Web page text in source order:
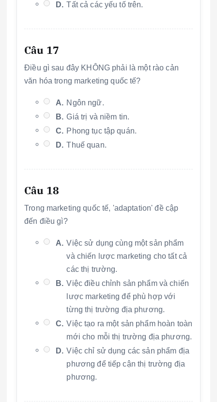
D. Tất cả các yếu tố trên.
Câu 17
Điều gì sau đây KHÔNG phải là một rào cản
văn hóa trong marketing quốc tế?
A. Ngôn ngữ.
B. Giá trị và niềm tin.
C. Phong tục tập quán.
D. Thuế quan.
Câu 18
Trong marketing quốc tế, 'adaptation' đề cập
đến điều gì?
A. Việc sử dụng cùng một sản phẩm
và chiến lược marketing cho tất cả
các thị trường.
B. Việc điều chỉnh sản phẩm và chiến
lược marketing để phù hợp với
từng thị trường địa phương.
C. Việc tạo ra một sản phẩm hoàn toàn
mới cho mỗi thị trường địa phương.
D. Việc chỉ sử dụng các sản phẩm địa
phương để tiếp cận thị trường địa
phương.